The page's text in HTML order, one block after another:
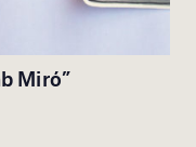
Miró”